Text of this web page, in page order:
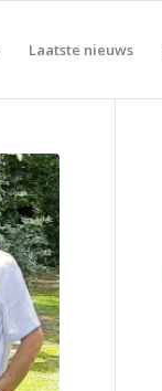
Laatste nieuws